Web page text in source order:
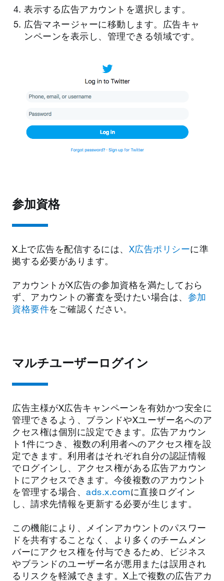
表示する広告アカウントを選択します。
広告マネージャーに移動します。広告キャ
ンペーンを表示し、管理できる領域です。
参加資格
X上で広告を配信するには、 X広告ポリシーに準
拠する必要があります。
アカウントがX広告の参加資格を満たしておら
ず、アカウントの審査を受けたい場合は、 参加
資格要件をご確認ください。
マルチユーザーログイン
広告主様がX広告キャンペーンを有効かつ安全に
管理できるよう、ブランドやXユーザー名へのア
クセス権は個別に設定できます。広告アカウン
ト1件につき、複数の利用者へのアクセス権を設
定できます。利用者はそれぞれ自分の認証情報
でログインし、アクセス権がある広告アカウン
トにアクセスできます。今後複数のアカウント
を管理する場合、 ads.x.comに直接ログイン
し、請求先情報を更新する必要が生じます。
この機能により、メインアカウントのパスワー
ドを共有することなく、より多くのチームメン
バーにアクセス権を付与できるため、ビジネス
やブランドのユーザー名が悪用または誤用され
るリスクを軽減できます。X上で複数の広告アカ